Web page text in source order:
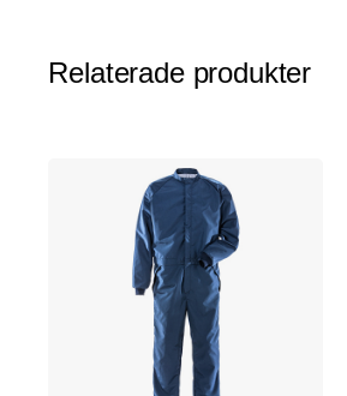
Relaterade produkter